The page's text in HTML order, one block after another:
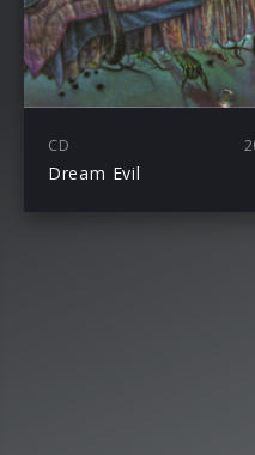
CD
Dream Evil